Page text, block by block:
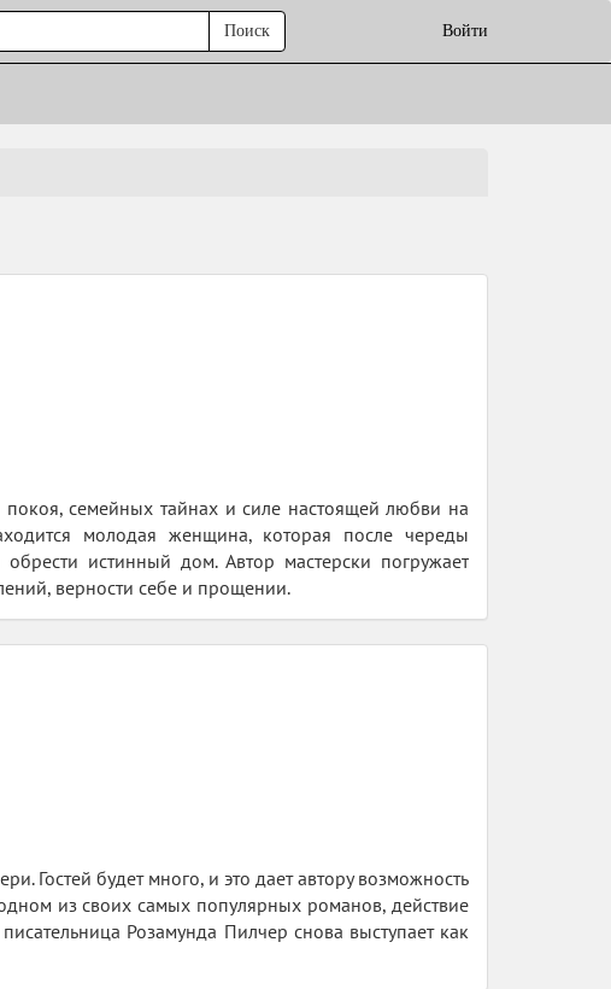
Войти
Поиск
семейных тайнах и силе настоящей любви на
молодая женщина, которая после череды
истинный дом. Автор мастерски погружает
верности себе и прощении.
Гостей будет много, и это дает автору возможность
из своих самых популярных романов, действие
Розамунда Пилчер снова выступает как